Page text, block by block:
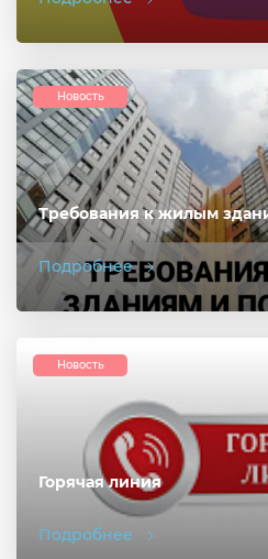
Требования к жилым
Подробнее
Новость
Горячая линия
Подробнее
Новость